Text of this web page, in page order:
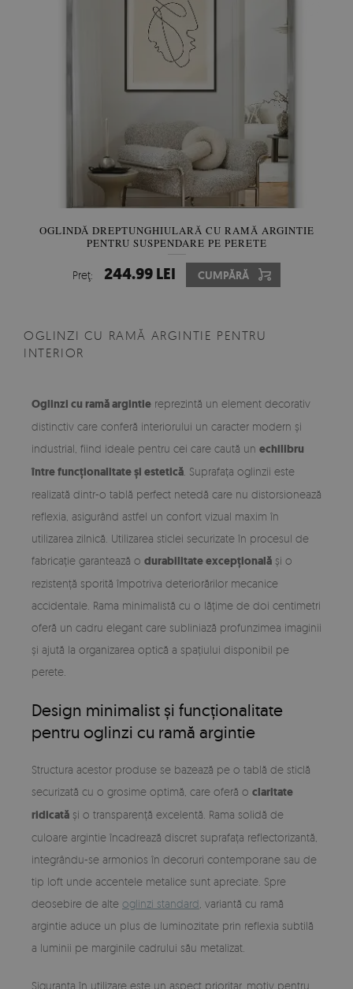
OGLINDĂ DREPTUNGHIULARĂ CU RAMĂ ARGINTIE
PENTRU SUSPENDARE PE PERETE
Preţ: 244.99 LEI CUMPĂRĂ
OGLINZI CU RAMĂ ARGINTIE PENTRU
INTERIOR
Oglinzi cu ramă argintie reprezintă un element decorativ
distinctiv care conferă interiorului un caracter modern și
industrial, fiind ideale pentru cei care caută un echilibru
între funcționalitate și estetică . Suprafața oglinzii este
realizată dintr-o tablă perfect netedă care nu distorsionează
reflexia, asigurând astfel un confort vizual maxim în
utilizarea zilnică. Utilizarea sticlei securizate în procesul de
fabricație garantează o durabilitate excepțională și o
rezistență sporită împotriva deteriorărilor mecanice
accidentale. Rama minimalistă cu o lățime de doi centimetri
oferă un cadru elegant care subliniază profunzimea imaginii
și ajută la organizarea optică a spațiului disponibil pe
perete.
Design minimalist și funcționalitate
pentru oglinzi cu ramă argintie
Structura acestor produse se bazează pe o tablă de sticlă
securizată cu o grosime optimă, care oferă o claritate
ridicată și o transparență excelentă. Rama solidă de
culoare argintie încadrează discret suprafața reflectorizantă,
integrându-se armonios în decoruri contemporane sau de
tip loft unde accentele metalice sunt apreciate. Spre
deosebire de alte oglinzi standard , variantă cu ramă
argintie aduce un plus de luminozitate prin reflexia subtilă
a luminii pe marginile cadrului său metalizat.
Siguranța în utilizare este un aspect prioritar, motiv pentru